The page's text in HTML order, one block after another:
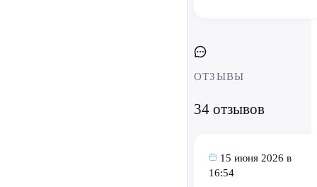
ОТЗЫВЫ
34 отзывов
15 июня 2026 в
16:54